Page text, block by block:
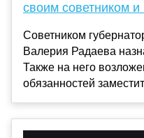
своим советником
Советником
Валерия Радаева
Также на него
обязанностей